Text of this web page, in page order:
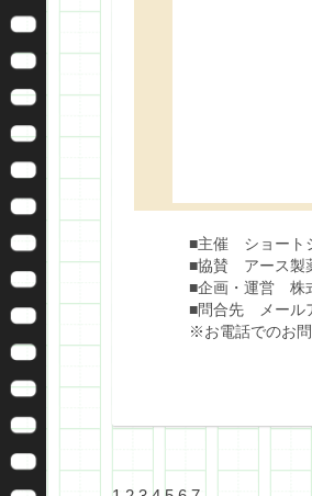
■主催 ショート
■協賛 アース製
■企画・運営 株
■問合先 メール
※お電話でのお問